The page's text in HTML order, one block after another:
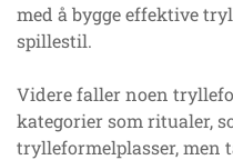
med å bygge effektive
spillestil.
Videre faller noen
kategorier som ritualer,
trylleformelplasser, men